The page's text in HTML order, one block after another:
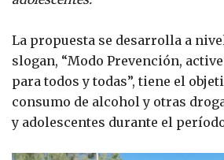
La propuesta se desarrolla a
slogan, “Modo Prevención,
para todos y todas”, tiene el
consumo de alcohol y otras
y adolescentes durante el